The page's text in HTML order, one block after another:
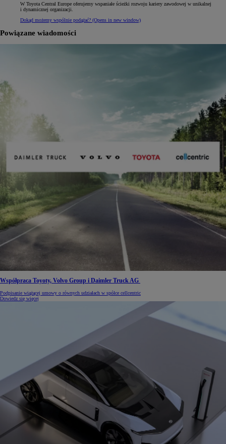
W Toyota Central Europe oferujemy wspaniałe ścieżki rozwoju kariery zawodowej w unikalnej
i dynamicznej organizacji.
Dokąd możemy wspólnie podążać? (Opens in new window)
Powiązane wiadomości
Współpraca Toyoty, Volvo Group i Daimler Truck AG
Podpisanie wiążącej umowy o równych udziałach w spółce cellcentric
Dowiedz się więcej